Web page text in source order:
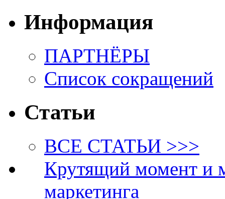
Информация
ПАРТНЁРЫ
Список сокращений
Статьи
ВСЕ СТАТЬИ >>>
Крутящий момент и
маркетинга